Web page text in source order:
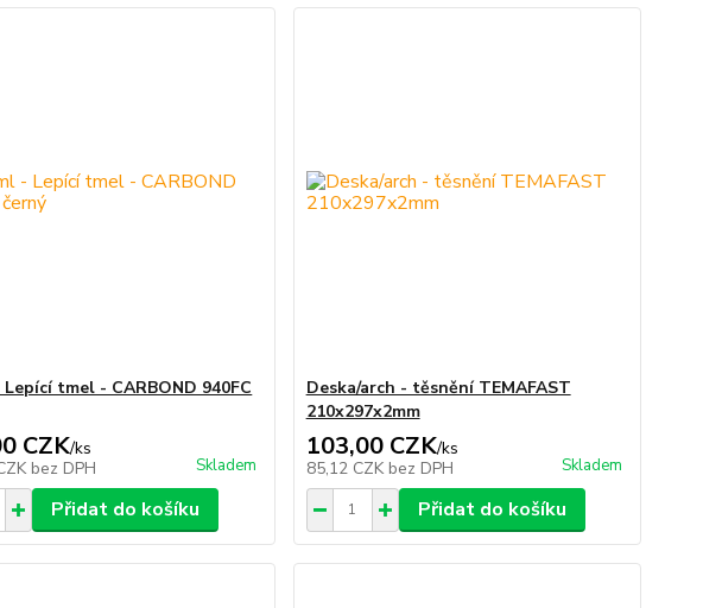
tmel - CARBOND 940FC
CZK/ks
bez DPH Skladem
Přidat do košíku
Deska/arch - těsnění TEMAFAST
210x297x2mm
103,00 CZK/ks
85,12 CZK bez DPH Skladem
Přidat do košíku